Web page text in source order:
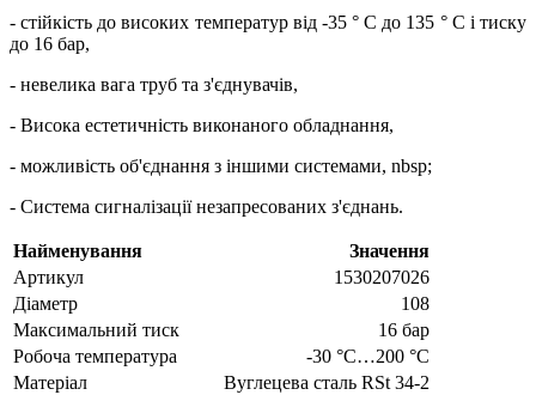
- стійкість до високих температур від -35 ° C до 135 ° C і тиску
до 16 бар,
- невелика вага труб та з'єднувачів,
- Висока естетичність виконаного обладнання,
- можливість об'єднання з іншими системами, nbsp;
- Система сигналізації незапресованих з'єднань.
Найменування
Значення
Артикул
1530207026
Діаметр
108
Максимальний тиск
16 бар
Робоча температура
-30 °C…200 °C
Матеріал
Вуглецева сталь RSt 34-2